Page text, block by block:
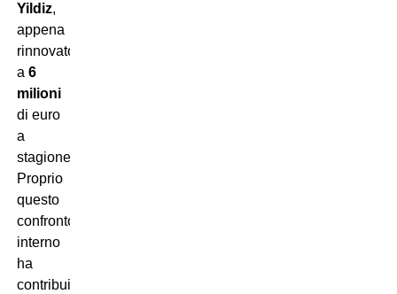
Yildiz,
appena
rinnovato
a 6
milioni
di euro
a
stagione.
Proprio
questo
confronto
interno
ha
contribuito